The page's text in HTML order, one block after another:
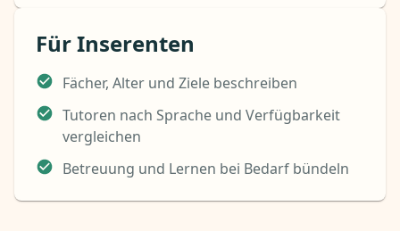
Für Inserenten
Fächer, Alter und Ziele beschreiben
Tutoren nach Sprache und Verfügbarkeit
vergleichen
Betreuung und Lernen bei Bedarf bündeln